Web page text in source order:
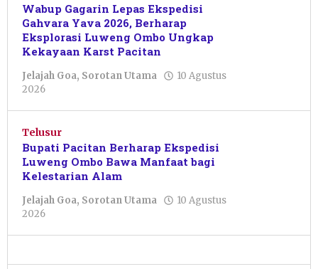
Pacitanku
Wabup Gagarin Lepas Ekspedisi
Gahvara Yava 2026, Berharap
Eksplorasi Luweng Ombo Ungkap
Kekayaan Karst Pacitan
Jelajah Goa, Sorotan Utama
10 Agustus
2026
Telusur
Bupati Pacitan Berharap Ekspedisi
Luweng Ombo Bawa Manfaat bagi
Kelestarian Alam
Jelajah Goa, Sorotan Utama
10 Agustus
2026